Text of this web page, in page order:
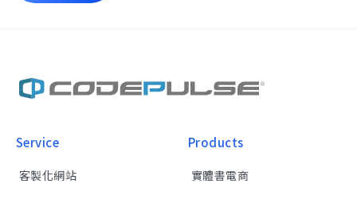
Service
客製化網站
Products
實體書電商